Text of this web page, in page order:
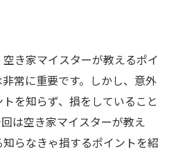
き家マイスターが教えるポイ
常に重要です。しかし、意外
を知らず、損をしていること
は空き家マイスターが教え
らなきゃ損するポイントを紹